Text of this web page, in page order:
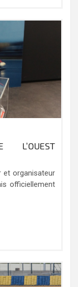
L’OUEST
et organisateur
officiellement